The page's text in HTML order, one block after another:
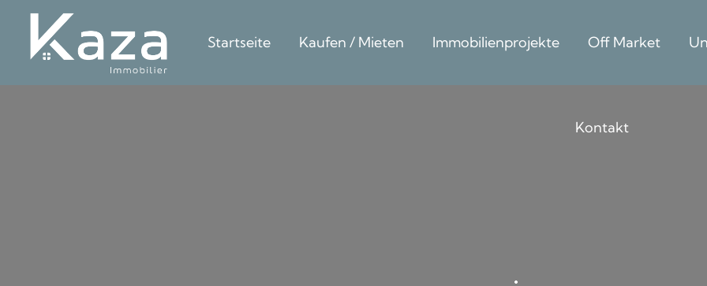
Startseite
Kaufen / Mieten Immobilienprojekte Off Market
Kontakt